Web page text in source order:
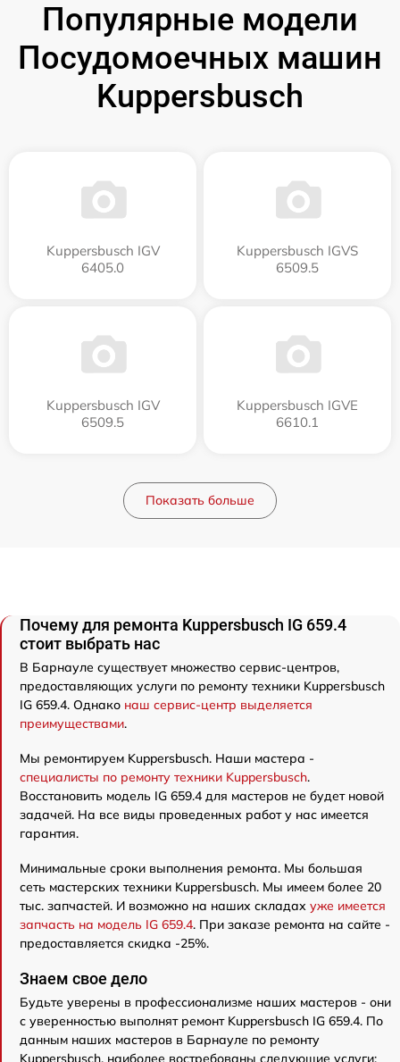
Популярные модели
Посудомоечных машин
Kuppersbusch
Kuppersbusch IGV
6405.0
Kuppersbusch IGVS
6509.5
Kuppersbusch IGV
6509.5
Kuppersbusch IGVE
6610.1
Показать больше
Почему для ремонта Kuppersbusch IG 659.4
стоит выбрать нас
В Барнауле существует множество сервис-центров,
предоставляющих услуги по ремонту техники Kuppersbusch
IG 659.4. Однако наш сервис-центр выделяется
преимуществами.
Мы ремонтируем Kuppersbusch. Наши мастера -
специалисты по ремонту техники Kuppersbusch.
Восстановить модель IG 659.4 для мастеров не будет новой
задачей. На все виды проведенных работ у нас имеется
гарантия.
Минимальные сроки выполнения ремонта. Мы большая
сеть мастерских техники Kuppersbusch. Мы имеем более 20
тыс. запчастей. И возможно на наших складах уже имеется
запчасть на модель IG 659.4. При заказе ремонта на сайте -
предоставляется скидка -25%.
Знаем свое дело
Будьте уверены в профессионализме наших мастеров - они
с уверенностью выполнят ремонт Kuppersbusch IG 659.4. По
данным наших мастеров в Барнауле по ремонту
Kuppersbusch, наиболее востребованы следующие услуги: